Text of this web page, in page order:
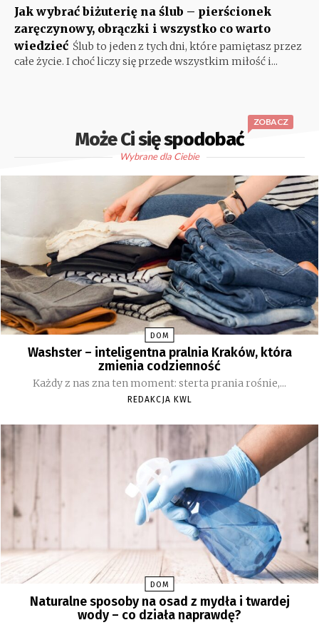
Jak wybrać biżuterię na ślub – pierścionek
zaręczynowy, obrączki i wszystko co warto
wiedzieć Ślub to jeden z tych dni, które pamiętasz przez
całe życie. I choć liczy się przede wszystkim miłość i...
Może Ci się spodobać
ZOBACZ
Wybrane dla Ciebie
DOM
Washster – inteligentna pralnia Kraków, która
zmienia codzienność
Każdy z nas zna ten moment: sterta prania rośnie,...
REDAKCJA KWL
DOM
Naturalne sposoby na osad z mydła i twardej
wody – co działa naprawdę?